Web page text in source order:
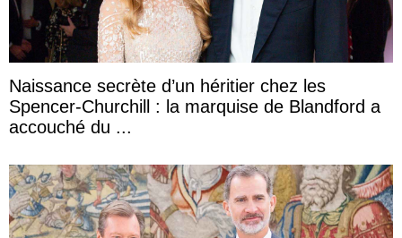
Naissance secrète d’un héritier chez les
Spencer-Churchill : la marquise de Blandford a
accouché du ...